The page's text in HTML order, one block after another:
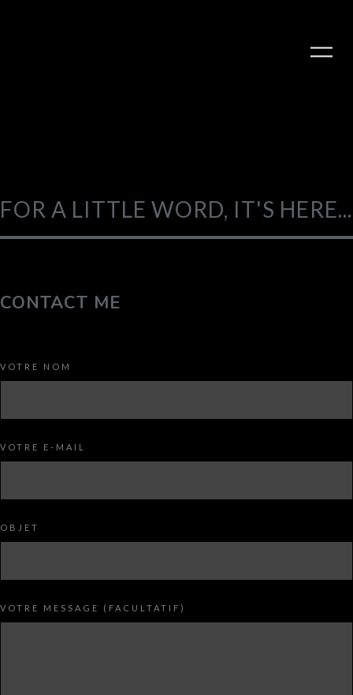
FOR A LITTLE WORD, IT'S HERE...
CONTACT ME
VOTRE NOM
VOTRE E-MAIL
OBJET
VOTRE MESSAGE (FACULTATIF)